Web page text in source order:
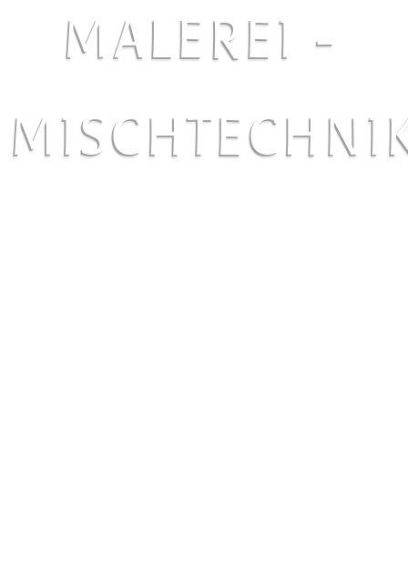
MALEREI -